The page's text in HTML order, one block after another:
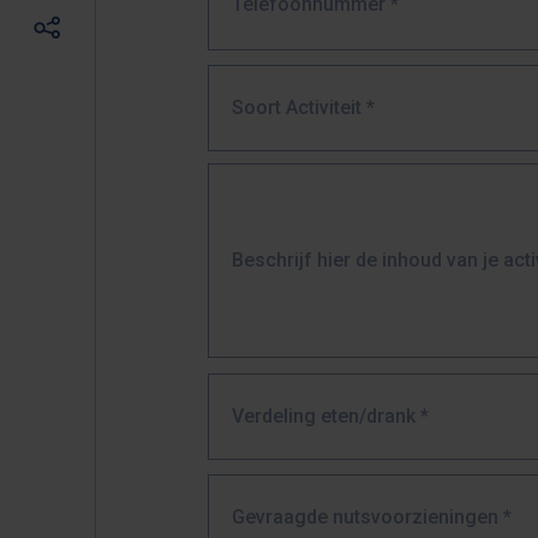
Soort Activiteit *
Beschrijf hier de inhoud van je
Verdeling eten/drank *
Gevraagde nutsvoorzieningen *